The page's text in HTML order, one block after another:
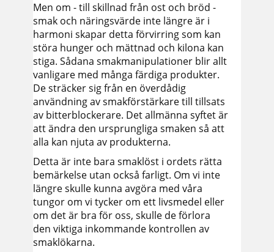
Men om - till skillnad från ost och bröd -
smak och näringsvärde inte längre är i
harmoni skapar detta förvirring som kan
störa hunger och mättnad och kilona kan
stiga. Sådana smakmanipulationer blir allt
vanligare med många färdiga produkter.
De sträcker sig från en överdådig
användning av smakförstärkare till tillsats
av bitterblockerare. Det allmänna syftet är
att ändra den ursprungliga smaken så att
alla kan njuta av produkterna.
Detta är inte bara smaklöst i ordets rätta
bemärkelse utan också farligt. Om vi inte
längre skulle kunna avgöra med våra
tungor om vi tycker om ett livsmedel eller
om det är bra för oss, skulle de förlora
den viktiga inkommande kontrollen av
smaklökarna.